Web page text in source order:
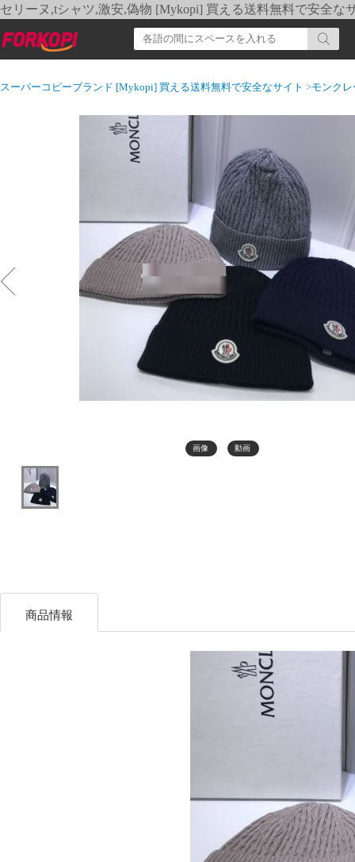
セリーヌ,tシャツ,激安,偽物 [Mykopi] 買える送料無料で安全な
スーパーコピーブランド [Mykopi] 買える送料無料で安全なサイト >モンク
画像 動画
商品情報